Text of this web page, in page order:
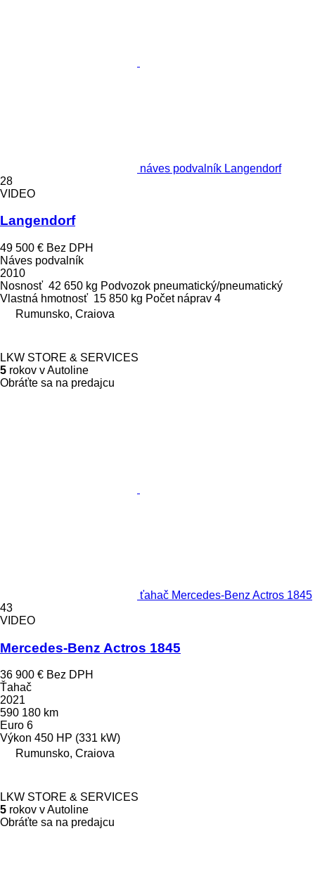
náves podvalník Langendorf
28
VIDEO
Langendorf
49 500 € Bez DPH
Náves podvalník
2010
Nosnosť 42 650 kg Podvozok pneumatický/pneumatický
Vlastná hmotnosť 15 850 kg Počet náprav 4
Rumunsko, Craiova
LKW STORE & SERVICES
5 rokov v Autoline
Obráťte sa na predajcu
ťahač Mercedes-Benz Actros 1845
43
VIDEO
Mercedes-Benz Actros 1845
36 900 € Bez DPH
Ťahač
2021
590 180 km
Euro 6
Výkon 450 HP (331 kW)
Rumunsko, Craiova
LKW STORE & SERVICES
5 rokov v Autoline
Obráťte sa na predajcu